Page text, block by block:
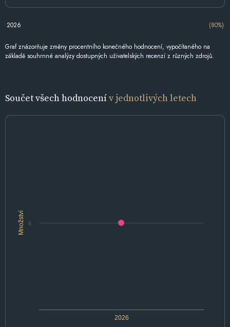
2026 (80%)
Graf znázorňuje změny procentního konečného hodnocení, vypočítaného na
základě souhrnné analýzy dostupných uživatelských recenzí z různých zdrojů.
Součet všech hodnocenív jednotlivých letech
Množství
2026
6